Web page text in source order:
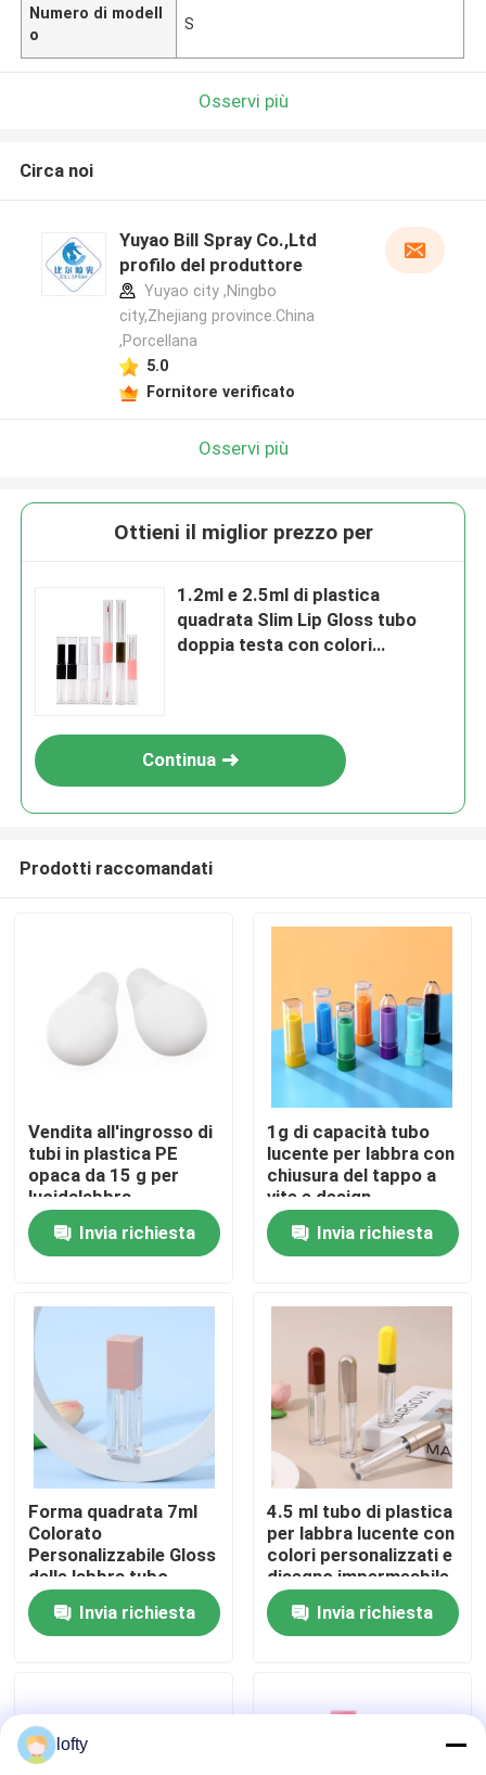
Casa
Prodotti
Giro della fabbrica
Controllo di qualità
Contattici
Notizie
mini spruzzatore di innesco
Numero di modell
o
S
Osservi più
Circa noi
Yuyao Bill Spray Co.,Ltd
profilo del produttore
Yuyao city ,Ningbo
city,Zhejiang province.China
,Porcellana
5.0
Fornitore verificato
Osservi più
Ottieni il miglior prezzo per
1.2ml e 2.5ml di plastica
quadrata Slim Lip Gloss tubo
doppia testa con colori
Continua
Prodotti raccomandati
Vendita all'ingrosso di
tubi in plastica PE
opaca da 15 g per
lucidalabbra,
maschere per labbra e
packaging cosmetico
Invia richiesta
1g di capacità tubo
lucente per labbra con
chiusura del tappo a
vite e design
personalizzabile per
un'applicazione
precisa
Invia richiesta
Forma quadrata 7ml
Colorato
Personalizzabile Gloss
delle labbra tubo
Gloss delle labbra
vuoto Contenitore per
il rossetto liquido
Invia richiesta
4.5 ml tubo di plastica
per labbra lucente con
colori personalizzati e
disegno impermeabile
per prodotti per la
cura delle labbra
Invia richiesta
lofty